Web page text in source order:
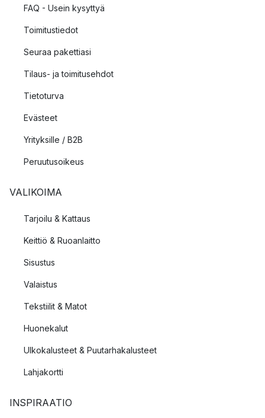
FAQ - Usein kysyttyä
Toimitustiedot
Seuraa pakettiasi
Tilaus- ja toimitusehdot
Tietoturva
Evästeet
Yrityksille / B2B
Peruutusoikeus
VALIKOIMA
Tarjoilu & Kattaus
Keittiö & Ruoanlaitto
Sisustus
Valaistus
Tekstiilit & Matot
Huonekalut
Ulkokalusteet & Puutarhakalusteet
Lahjakortti
INSPIRAATIO